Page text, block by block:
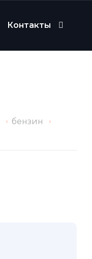
Контакты
бензин